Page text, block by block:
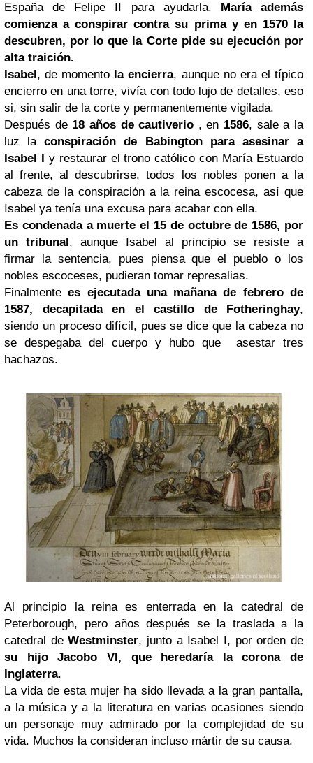
España de Felipe II para ayudarla. María además
comienza a conspirar contra su prima y en 1570 la
descubren, por lo que la Corte pide su ejecución por
alta traición.
Isabel, de momento la encierra, aunque no era el típico
encierro en una torre, vivía con todo lujo de detalles, eso
si, sin salir de la corte y permanentemente vigilada.
Después de18 años de cautiverio , en 1586, sale a la
luz laconspiración de Babington para asesinar a
Isabel I y restaurar el trono católico con María Estuardo
al frente, al descubrirse, todos los nobles ponen a la
cabeza de la conspiración a la reina escocesa, así que
Isabel ya tenía una excusa para acabar con ella.
Es condenada a muerte el 15 de octubre de 1586, por
un tribunal, aunque Isabel al principio se resiste a
firmar la sentencia, pues piensa que el pueblo o los
nobles escoceses, pudieran tomar represalias.
Finalmentees ejecutada una mañana de febrero de
1587, decapitada en el castillo de Fotheringhay,
siendo un proceso difícil, pues se dice que la cabeza no
se despegaba del cuerpo y hubo que asestar tres
hachazos.
Al principio la reina es enterrada en la catedral de
Peterborough, pero años después se la traslada a la
catedral deWestminster, junto a Isabel I, por orden de
su hijo Jacobo VI, que heredaría la corona de
Inglaterra.
La vida de esta mujer ha sido llevada a la gran pantalla,
a la música y a la literatura en varias ocasiones siendo
un personaje muy admirado por la complejidad de su
vida. Muchos la consideran incluso mártir de su causa.